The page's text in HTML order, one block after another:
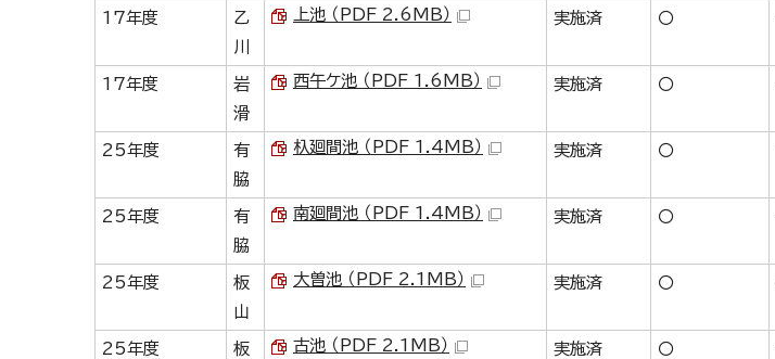
17年度
乙
川
上池 （PDF 2.6MB） 実施済 〇
17年度
岩
滑
西午ケ池 （PDF 1.6MB） 実施済 〇
25年度
有
脇
杁廻間池 （PDF 1.4MB） 実施済 〇
25年度
有
脇
南廻間池 （PDF 1.4MB） 実施済 〇
25年度
板
山
大曽池 （PDF 2.1MB） 実施済 〇
25年度
板
古池 （PDF 2.1MB） 実施済 〇